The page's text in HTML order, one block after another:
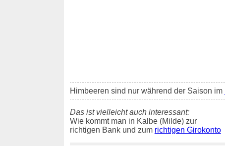
Himbeeren sind nur während der Saison im
Das ist vielleicht auch interessant:
Wie kommt man in Kalbe (Milde) zur
richtigen Bank und zum richtigen Girokonto